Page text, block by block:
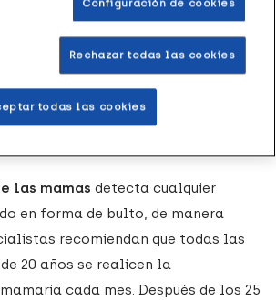
saber cómoautoexplorarse
problemas y actuar con
importante la
las mamas detecta cualquier
en forma de bulto, de manera
recomiendan que todas las
20 años se realicen la
cada mes. Después de los 25
Configuración de cookies
Rechazar todas las cookies
todas las cookies